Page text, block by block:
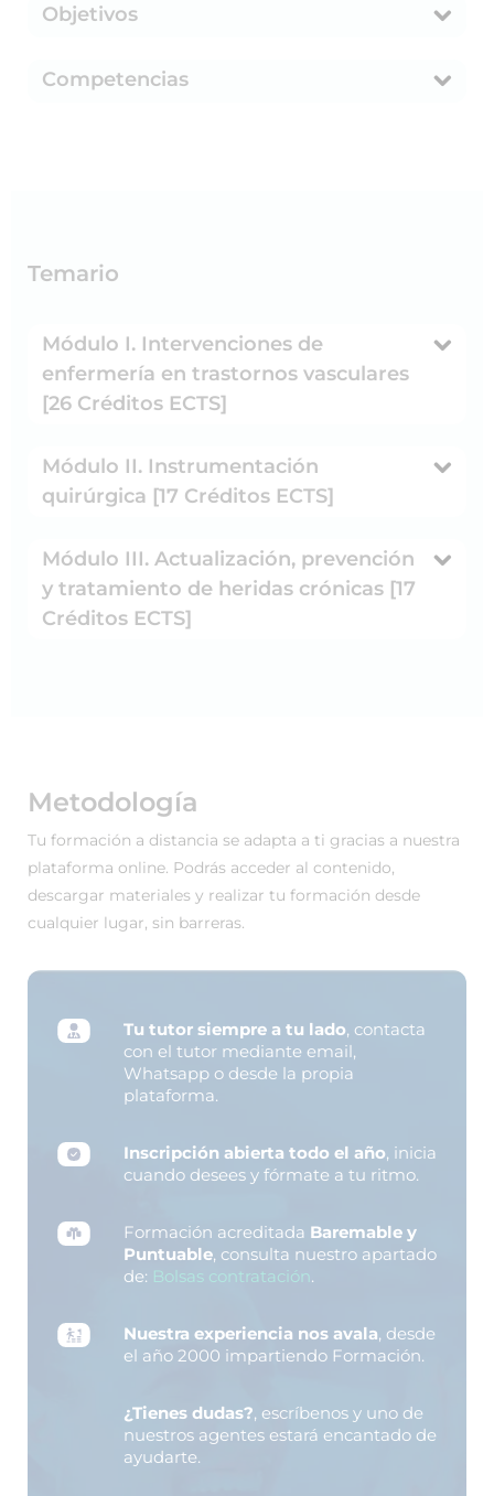
Objetivos
Competencias
Temario
Módulo I. Intervenciones de
enfermería en trastornos vasculares
[26 Créditos ECTS]
Módulo II. Instrumentación
quirúrgica [17 Créditos ECTS]
Módulo III. Actualización, prevención
y tratamiento de heridas crónicas [17
Créditos ECTS]
Metodología
Tu formación a distancia se adapta a ti gracias a nuestra
plataforma online. Podrás acceder al contenido,
descargar materiales y realizar tu formación desde
cualquier lugar, sin barreras.
Tu tutor siempre a tu lado, contacta
con el tutor mediante email,
Whatsapp o desde la propia
plataforma.
Inscripción abierta todo el año, inicia
cuando desees y fórmate a tu ritmo.
Formación acreditada Baremable y
Puntuable, consulta nuestro apartado
de: Bolsas contratación.
Nuestra experiencia nos avala, desde
el año 2000 impartiendo Formación.
¿Tienes dudas?, escríbenos y uno de
nuestros agentes estará encantado de
ayudarte.